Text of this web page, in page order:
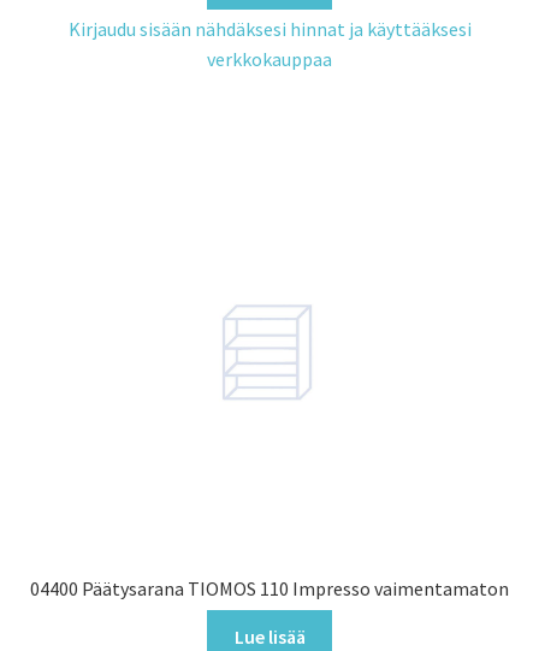
Kirjaudu sisään nähdäksesi hinnat ja käyttääksesi
verkkokauppaa
04400 Päätysarana TIOMOS 110 Impresso vaimentamaton
Lue lisää